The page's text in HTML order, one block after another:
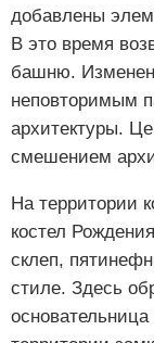
добавлены
В это время
башню.
неповторимым
архитектуры.
смешением
На территории
костел
склеп,
стиле. Здесь